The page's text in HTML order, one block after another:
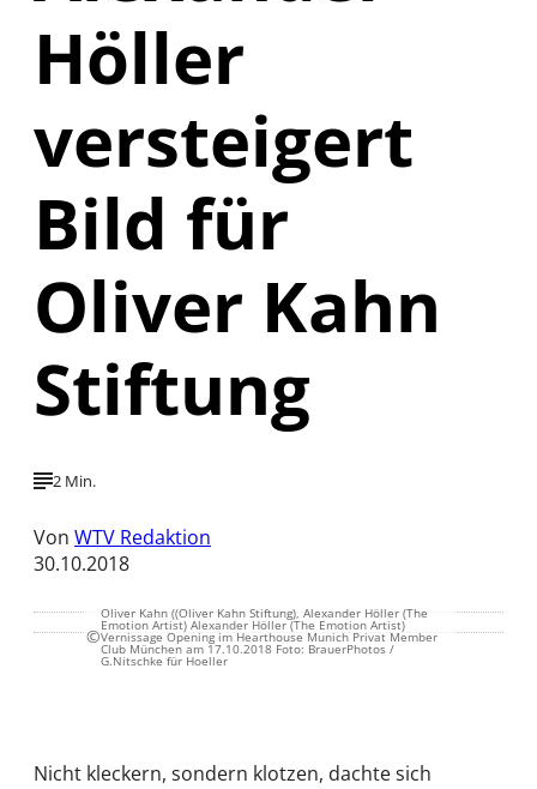
Höller
versteigert
Bild für
Oliver Kahn
Stiftung
2 Min.
Von WTV Redaktion
30.10.2018
©
Oliver Kahn ((Oliver Kahn Stiftung), Alexander Höller (The
Emotion Artist) Alexander Höller (The Emotion Artist)
Vernissage Opening im Hearthouse Munich Privat Member
Club München am 17.10.2018 Foto: BrauerPhotos /
G.Nitschke für Hoeller
Nicht kleckern, sondern klotzen, dachte sich